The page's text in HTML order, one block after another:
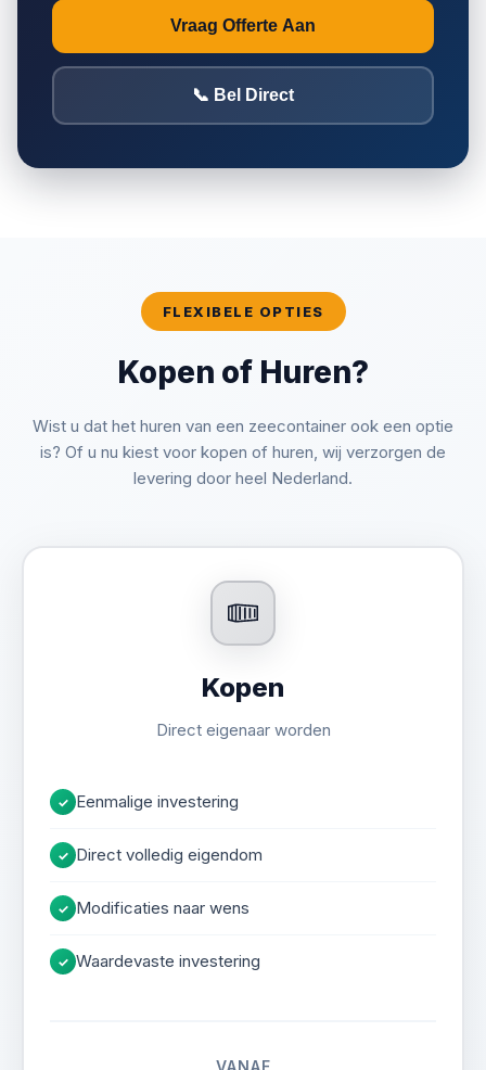
kraanwagen
Plaatsing
Vraag Offerte Aan
📞 Bel Direct
FLEXIBELE OPTIES
Kopen of Huren?
Wist u dat het huren van een zeecontainer ook een optie
is? Of u nu kiest voor kopen of huren, wij verzorgen de
levering door heel Nederland.
Kopen
Direct eigenaar worden
✓ Eenmalige investering
✓ Direct volledig eigendom
✓ Modificaties naar wens
✓ Waardevaste investering
VANAF